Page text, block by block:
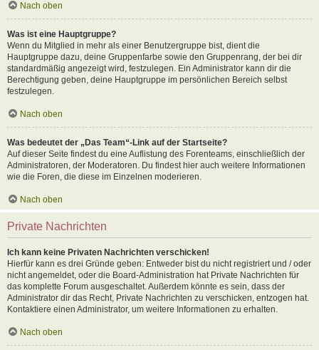
Nach oben
Was ist eine Hauptgruppe?
Wenn du Mitglied in mehr als einer Benutzergruppe bist, dient die
Hauptgruppe dazu, deine Gruppenfarbe sowie den Gruppenrang, der bei dir
standardmäßig angezeigt wird, festzulegen. Ein Administrator kann dir die
Berechtigung geben, deine Hauptgruppe im persönlichen Bereich selbst
festzulegen.
Nach oben
Was bedeutet der „Das Team“-Link auf der Startseite?
Auf dieser Seite findest du eine Auflistung des Forenteams, einschließlich der
Administratoren, der Moderatoren. Du findest hier auch weitere Informationen
wie die Foren, die diese im Einzelnen moderieren.
Nach oben
Private Nachrichten
Ich kann keine Privaten Nachrichten verschicken!
Hierfür kann es drei Gründe geben: Entweder bist du nicht registriert und / oder
nicht angemeldet, oder die Board-Administration hat Private Nachrichten für
das komplette Forum ausgeschaltet. Außerdem könnte es sein, dass der
Administrator dir das Recht, Private Nachrichten zu verschicken, entzogen hat.
Kontaktiere einen Administrator, um weitere Informationen zu erhalten.
Nach oben